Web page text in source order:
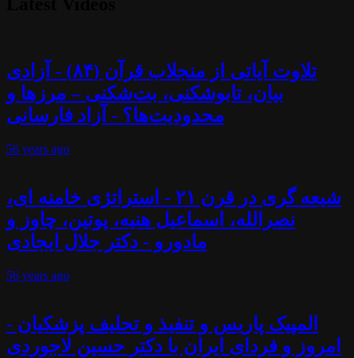
تلاوت آیاتی از منجلاب قرآن (۸۴) - آزادی
بیان، تابوشکنی، بت‌شکنی – مرزها و
محدودیت‌ها؟ - آزاد فارسانی
56 years ago
شیعه گری در قرن ۲۱ - استراتژی خامنه ای،
نصرالله، اسماعیل هنیه، پوتین، چاوز و
مادورو - دکتر جلال ایجادی
56 years ago
المپیک پاریس و تنفیذ و تحلیف پزشکیان -
امروز و فردای ایران با دکتر حسین لاجوردی